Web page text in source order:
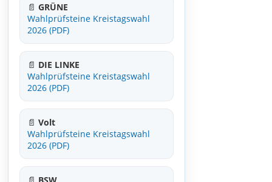
📄 GRÜNE
Wahlprüfsteine Kreistagswahl
2026 (PDF)
📄 DIE LINKE
Wahlprüfsteine Kreistagswahl
2026 (PDF)
📄 Volt
Wahlprüfsteine Kreistagswahl
2026 (PDF)